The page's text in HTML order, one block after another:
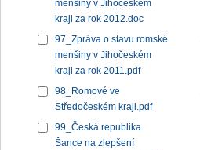
menšiny v Jihočeském
kraji za rok 2012.doc
97_Zpráva o stavu romské
menšiny v Jihočeském
kraji za rok 2011.pdf
98_Romové ve
Středočeském kraji.pdf
99_Česká republika.
Šance na zlepšení